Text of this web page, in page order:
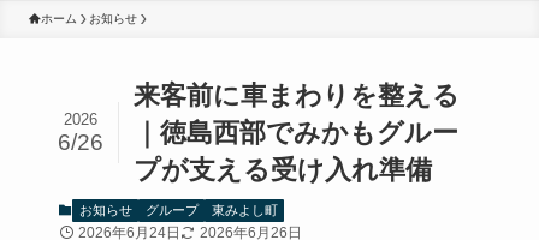
ホーム お知らせ
来客前に車まわりを整える
｜徳島西部でみかもグルー
プが支える受け入れ準備
2026
6/26
お知らせ グループ 東みよし町
2026年6月24日 2026年6月26日